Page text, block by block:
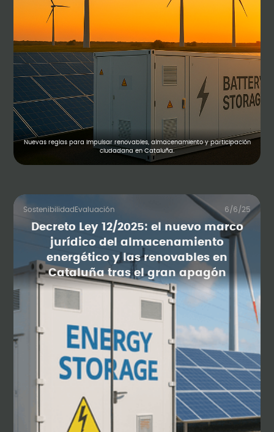
Nuevas reglas para impulsar renovables, almacenamiento y participación
ciudadana en Cataluña.
Sostenibilidad Evaluación 6/6/25
Decreto Ley 12/2025: el nuevo marco
jurídico del almacenamiento
energético y las renovables en
Cataluña tras el gran apagón